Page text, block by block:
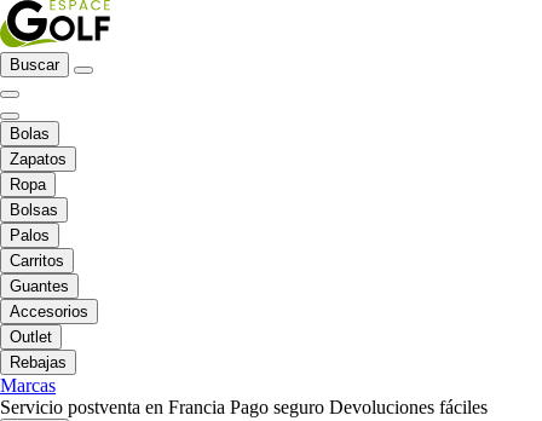
Buscar
Bolas
Zapatos
Ropa
Bolsas
Palos
Carritos
Guantes
Accesorios
Outlet
Rebajas
Marcas
Servicio postventa en Francia Pago seguro Devoluciones fáciles